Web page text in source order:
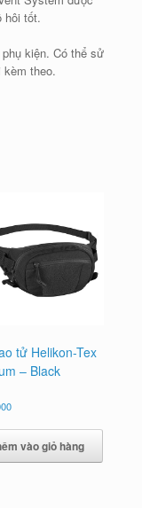
hôi tốt.
kiện. Có thể sử
kèm theo.
tử Helikon-Tex
– Black
vào giỏ hàng